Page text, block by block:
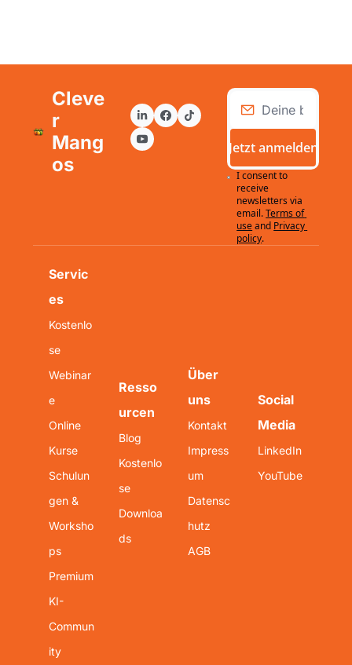
Cleve
r
Mang
os
Jetzt anmelden
I consent to
receive
newsletters via
email.Terms of
useand Privacy
policy.
Servic
es
Kostenlo
se
Webinar
e
Online
Kurse
Schulun
gen &
Worksho
ps
Premium
KI-
Commun
ity
Resso
urcen
Blog
Kostenlo
se
Downloa
ds
Über
uns
Kontakt
Impress
um
Datensc
hutz
AGB
Social
Media
LinkedIn
YouTube